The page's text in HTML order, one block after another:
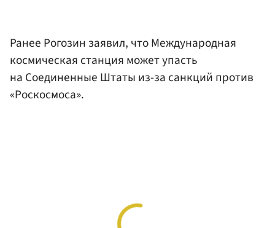
Ранее Рогозин заявил, что Международная
космическая станция может упасть
на Соединенные Штаты из-за санкций против
«Роскосмоса».